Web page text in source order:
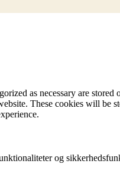
as necessary are stored
These cookies will be
og